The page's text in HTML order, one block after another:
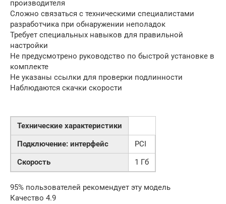
производителя
Сложно связаться с техническими специалистами
разработчика при обнаружении неполадок
Требует специальных навыков для правильной
настройки
Не предусмотрено руководство по быстрой установке в
комплекте
Не указаны ссылки для проверки подлинности
Наблюдаются скачки скорости
Технические характеристики
Подключение: интерфейс
PCI
Скорость
1 Гб
95% пользователей рекомендует эту модель
Качество 4.9